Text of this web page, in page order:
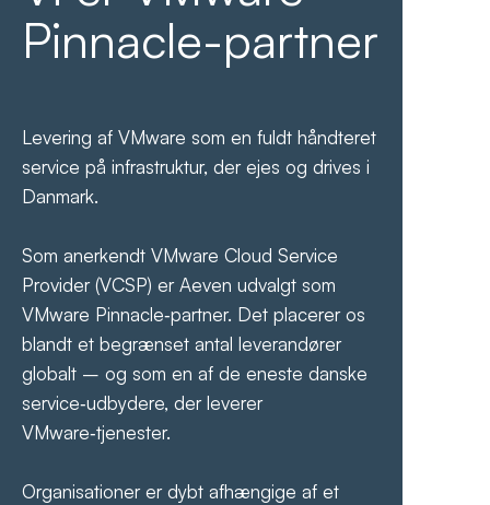
Cloud
Services
Pinnacle-partner
Levering af VMware som en fuldt håndteret
service på infrastruktur, der ejes og drives i
Danmark.
Som anerkendt VMware Cloud Service
Provider (VCSP) er Aeven udvalgt som
VMware Pinnacle‑partner. Det placerer os
blandt et begrænset antal leverandører
globalt – og som en af de eneste danske
service‑udbydere, der leverer
VMware‑tjenester.
Organisationer er dybt afhængige af et